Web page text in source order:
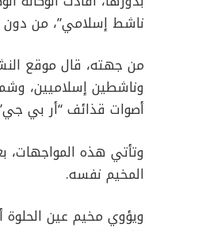
ناشط إسلامي”، من دون
من جهته، قال موقع
وناشطين إسلاميين،
أصوات قذائف “أر بي
وتأتي هذه
المخيم نفسه.